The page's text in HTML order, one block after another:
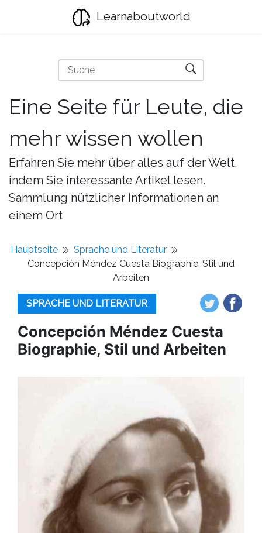
Learnaboutworld
Eine Seite für Leute, die
mehr wissen wollen
Erfahren Sie mehr über alles auf der Welt,
indem Sie interessante Artikel lesen.
Sammlung nützlicher Informationen an
einem Ort
Hauptseite
Sprache und Literatur
Concepción Méndez Cuesta Biographie, Stil und
Arbeiten
SPRACHE UND LITERATUR
Concepción Méndez Cuesta
Biographie, Stil und Arbeiten